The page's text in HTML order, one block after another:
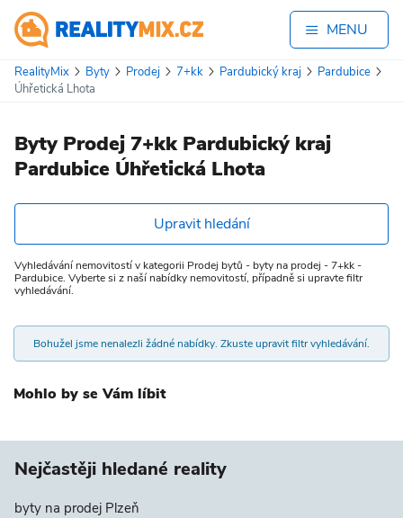
MENU
RealityMix Byty Prodej 7+kk Pardubický kraj
Pardubice
Úhřetická Lhota
Byty Prodej 7+kk Pardubický kraj
Pardubice Úhřetická Lhota
Upravit hledání
Vyhledávání nemovitostí v kategorii Prodej bytů - byty na prodej - 7+kk -
Pardubice. Vyberte si z naší nabídky nemovitostí, případně si upravte filtr
vyhledávání.
Bohužel jsme nenalezli žádné nabídky. Zkuste upravit filtr vyhledávání.
Mohlo by se Vám líbit
Nejčastěji hledané reality
byty na prodej Plzeň